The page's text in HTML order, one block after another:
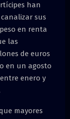
han
sus
en renta
las
de euros
en un agosto
enero y
mayores